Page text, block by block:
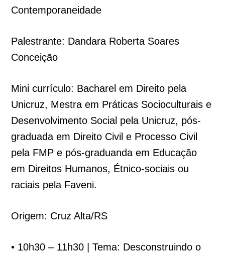
Contemporaneidade
Palestrante: Dandara Roberta Soares
Conceição
Mini currículo: Bacharel em Direito pela
Unicruz, Mestra em Práticas Socioculturais e
Desenvolvimento Social pela Unicruz, pós-
graduada em Direito Civil e Processo Civil
pela FMP e pós-graduanda em Educação
em Direitos Humanos, Étnico-sociais ou
raciais pela Faveni.
Origem: Cruz Alta/RS
• 10h30 – 11h30 | Tema: Desconstruindo o